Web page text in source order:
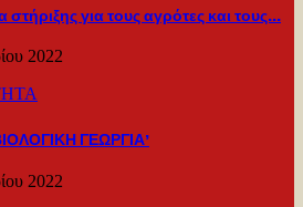
στήριξης για τους αγρότες και τους…
2022
ΓΕΩΡΓΙΑ’
2022